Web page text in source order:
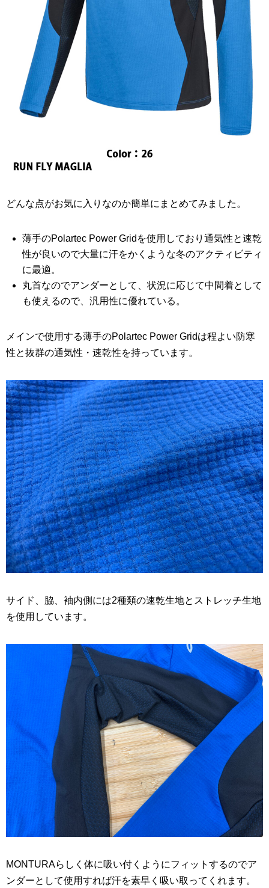
どんな点がお気に入りなのか簡単にまとめてみました。
薄手のPolartec Power Gridを使用しており通気性と速乾
性が良いので大量に汗をかくような冬のアクティビティ
に最適。
丸首なのでアンダーとして、状況に応じて中間着として
も使えるので、汎用性に優れている。
メインで使用する薄手のPolartec Power Gridは程よい防寒
性と抜群の通気性・速乾性を持っています。
サイド、脇、袖内側には2種類の速乾生地とストレッチ生地
を使用しています。
MONTURAらしく体に吸い付くようにフィットするのでア
ンダーとして使用すれば汗を素早く吸い取ってくれます。